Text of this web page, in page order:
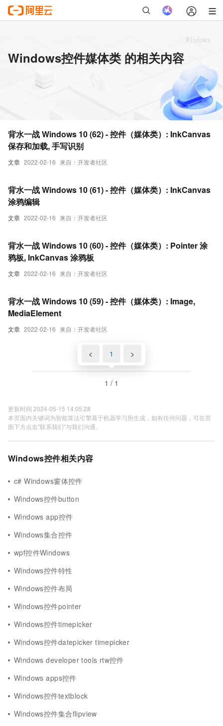
Windows控件媒体类 的相关内容
文章 2022-02-16 来自：开发者社区
背水一战 Windows 10 (62) - 控件（媒体类）: InkCanvas
保存和加载, 手写识别
文章 2022-02-16 来自：开发者社区
背水一战 Windows 10 (61) - 控件（媒体类）: InkCanvas
涂鸦编辑
文章 2022-02-16 来自：开发者社区
背水一战 Windows 10 (60) - 控件（媒体类）: Pointer 涂
鸦板, InkCanvas 涂鸦板
文章 2022-02-16 来自：开发者社区
背水一战 Windows 10 (59) - 控件（媒体类）: Image,
MediaElement
< 1 >
1 / 1
更新时间 2024-05-15 14:05:28
本页面内关键词为智能算法引擎基于机器学习所生成，如有任何问题，可在页
面下方点击"联系我们"与我们沟通。
Windows控件相关内容
c# Windows窗体控件
Windows控件button
Windows app控件
Windows集合控件
wpf控件Windows
Windows控件特性
Windows控件布局
Windows控件pointer
Windows控件timepicker
Windows控件datepicker timepicker
Windows developer tools rtw控件
Windows apps控件
Windows控件textblock
Windows控件集合flipview